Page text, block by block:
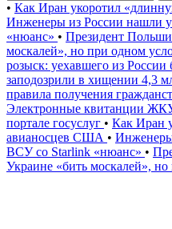
• Как Иран укоротил
Инженеры из России нашли
«нюанс» • Президент
москалей», но при одном
розыск: уехавшего из
заподозрили в хищении 4,3
правила получения
Электронные квитанции
портале госуслуг • Как Иран
авианосцев США •
ВСУ со Starlink «нюанс» •
Украине «бить москалей»,